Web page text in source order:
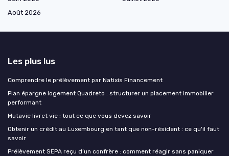
Août 2026
Les plus lus
Comprendre le prélèvement par Natixis Financement
Plan épargne logement Quadreto : structurer un placement immobilier
performant
Mutavie livret vie : tout ce que vous devez savoir
Obtenir un crédit au Luxembourg en tant que non-résident : ce qu'il faut
savoir
Prélèvement SEPA reçu d’un confrère : comment réagir sans paniquer